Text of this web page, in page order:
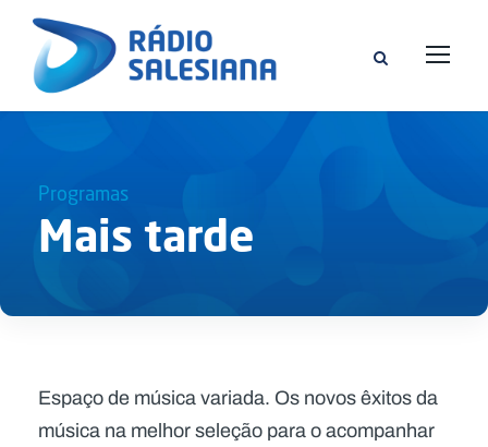
Programas
Mais tarde
Espaço de música variada. Os novos êxitos da
música na melhor seleção para o acompanhar